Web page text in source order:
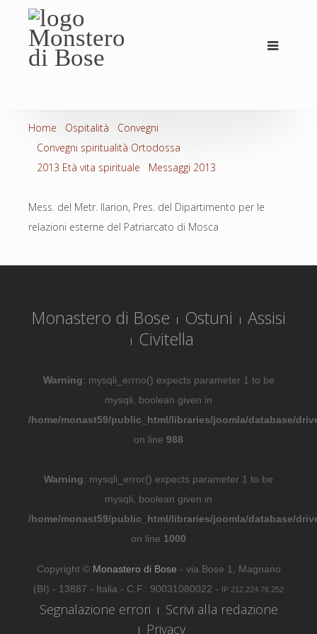
Home Ospitalità
Convegni
Convegni spiritualità Ortodossa
2013 Età vita spirituale
Messaggi 2013
Mess. del Metr. Ilarion, Pres. del Dipartimento per le
relazioni esterne del Patriarcato di Mosca
Monastero di Bose Ostuni
Assisi
Civitella
Warning: mysqli_errno() expects parameter 1 to be
mysqli, boolean given in
/home/monast59/public_html/libraries/joomla/database/
on line 988
Warning: mysqli_error() expects parameter 1 to be
mysqli, boolean given in
/home/monast59/public_html/libraries/joomla/database/
on line 1000
Copyright © Monastero di Bose - via Bose 1, Magnano
(BI) - 13887 - Italia - C.F.: 90031080022 - IP 212.224.76.252
Segnalazione errori
Scrivi alla redazione
Privacy